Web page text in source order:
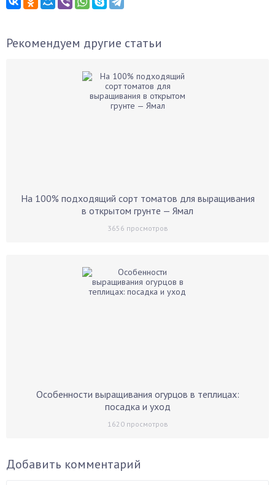
Рекомендуем другие статьи
На 100% подходящий сорт томатов для выращивания
в открытом грунте — Ямал
3656 просмотров
Особенности выращивания огурцов в теплицах:
посадка и уход
1620просмотров
Добавить комментарий